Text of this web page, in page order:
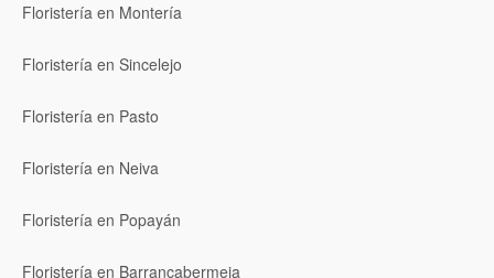
Floristería en Montería
Floristería en Sincelejo
Floristería en Pasto
Floristería en Neiva
Floristería en Popayán
Floristería en Barrancabermeja